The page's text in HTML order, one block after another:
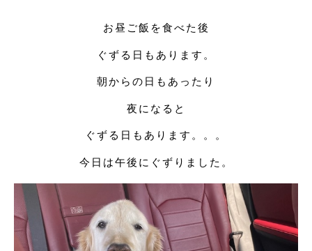
お昼ご飯を食べた後
ぐずる日もあります。
朝からの日もあったり
夜になると
ぐずる日もあります。。。
今日は午後にぐずりました。